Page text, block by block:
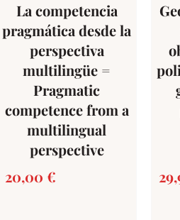
La competencia
pragmática desde la
perspectiva
multilingüe =
Pragmatic
competence from a
multilingual
perspective
20,00 €